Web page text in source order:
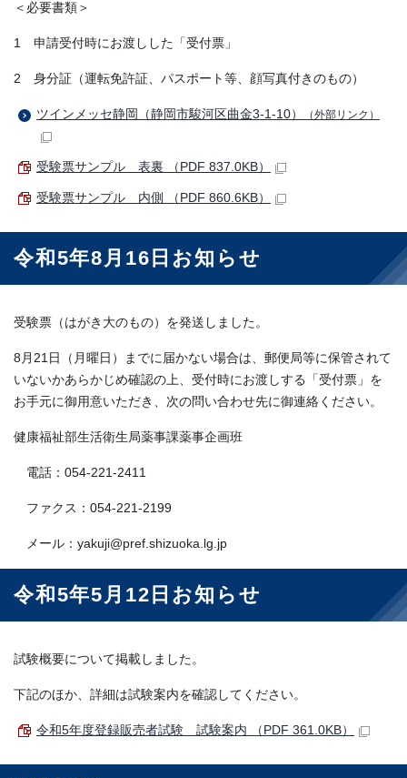
＜必要書類＞
1 申請受付時にお渡しした「受付票」
2 身分証（運転免許証、パスポート等、顔写真付きのもの）
ツインメッセ静岡（静岡市駿河区曲金3-1-10） （外部リンク）
受験票サンプル＿表裏 （PDF 837.0KB）
受験票サンプル＿内側 （PDF 860.6KB）
令和5年8月16日お知らせ
受験票（はがき大のもの）を発送しました。
8月21日（月曜日）までに届かない場合は、郵便局等に保管されて
いないかあらかじめ確認の上、受付時にお渡しする「受付票」を
お手元に御用意いただき、次の問い合わせ先に御連絡ください。
健康福祉部生活衛生局薬事課薬事企画班
電話：054-221-2411
ファクス：054-221-2199
メール：yakuji@pref.shizuoka.lg.jp
令和5年5月12日お知らせ
試験概要について掲載しました。
下記のほか、詳細は試験案内を確認してください。
令和5年度登録販売者試験 試験案内 （PDF 361.0KB）